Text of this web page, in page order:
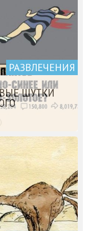
РАЗВЛЕЧЕНИЯ
ШУТКИ